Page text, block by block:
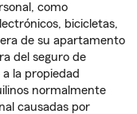
como
bicicletas,
de su apartamento
del seguro de
la propiedad
normalmente
causadas por